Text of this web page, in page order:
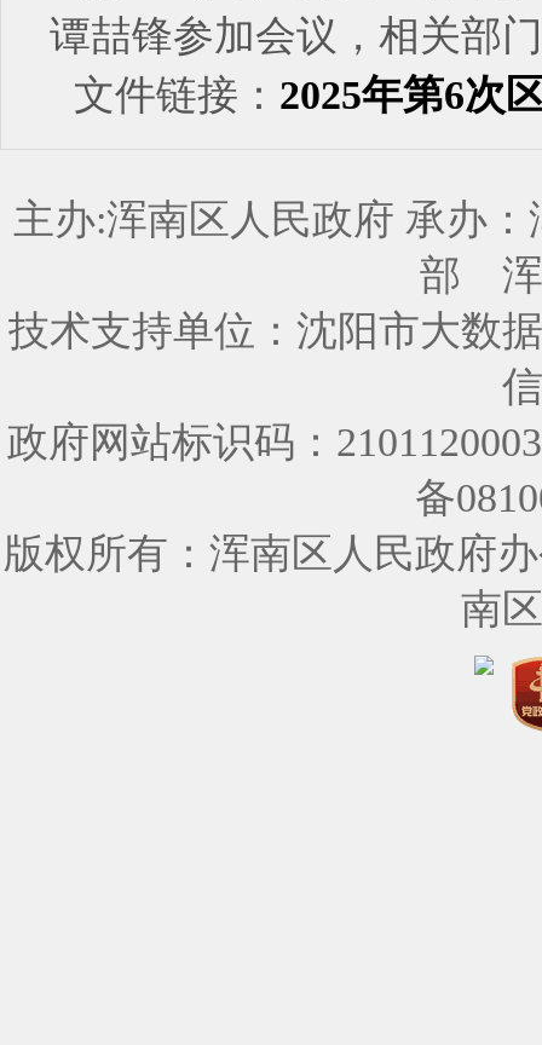
谭喆锋参加会议，相关部
文件链接： 2025年第6次
主办:浑南区人民政府 承办
部
技术支持单位：沈阳市大数
政府网站标识码：
备
版权所有：浑南区人民政府
南